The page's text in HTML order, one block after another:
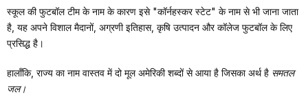
स्कूल की फुटबॉल टीम के नाम के कारण इसे "कॉर्नहस्कर स्टेट" के नाम से भी जाना जाता
है, यह अपने विशाल मैदानों, अग्रणी इतिहास, कृषि उत्पादन और कॉलेज फुटबॉल के लिए
प्रसिद्ध है।
हालाँकि, राज्य का नाम वास्तव में दो मूल अमेरिकी शब्दों से आया है जिसका अर्थ है समतल
जल।